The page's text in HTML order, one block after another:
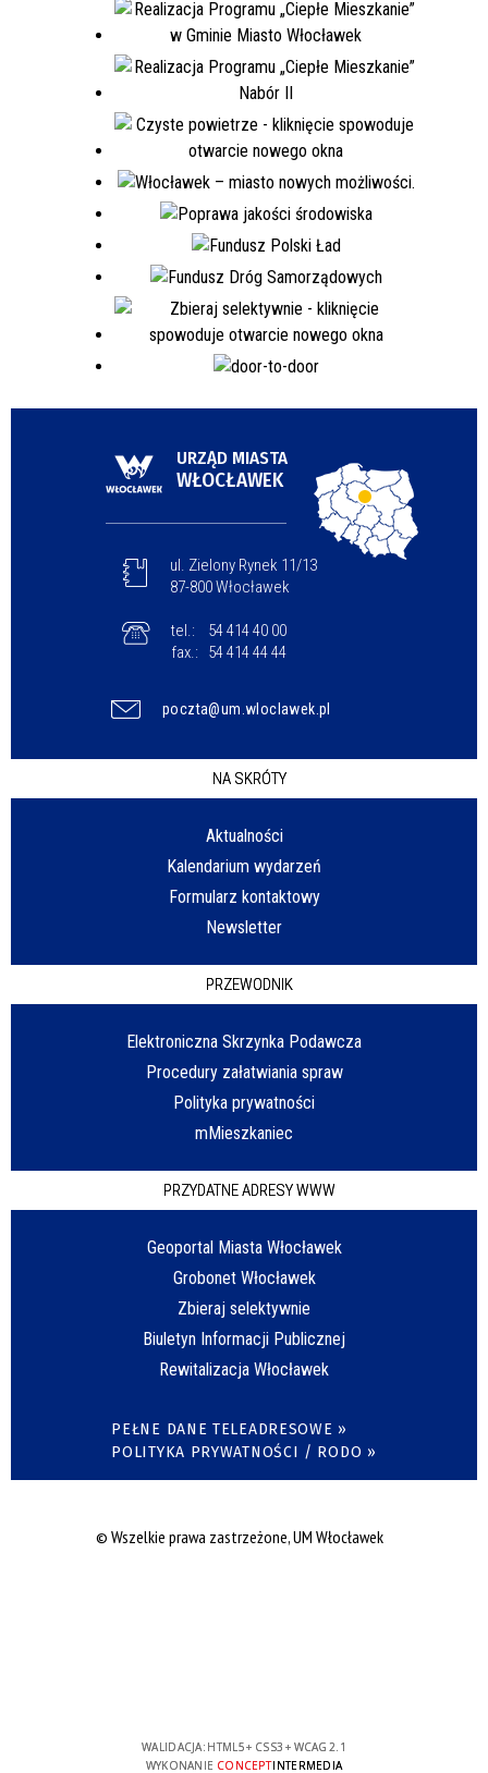
URZĄD MIASTA
WŁOCŁAWEK
ul. Zielony Rynek 11/13
87-800 Włocławek
tel.:
54 414 40 00
fax.:
54 414 44 44
poczta@um.wloclawek.pl
NA SKRÓTY
Aktualności
Kalendarium wydarzeń
Formularz kontaktowy
Newsletter
PRZEWODNIK
Elektroniczna Skrzynka Podawcza
Procedury załatwiania spraw
Polityka prywatności
mMieszkaniec
PRZYDATNE ADRESY WWW
Geoportal Miasta Włocławek
Grobonet Włocławek
Zbieraj selektywnie
Biuletyn Informacji Publicznej
Rewitalizacja Włocławek
PEŁNE DANE TELEADRESOWE »
POLITYKA PRYWATNOŚCI / RODO »
© Wszelkie prawa zastrzeżone, UM Włocławek
WALIDACJA: HTML5+ CSS3 + WCAG 2.1
WYKONANIE CONCEPTINTERMEDIA